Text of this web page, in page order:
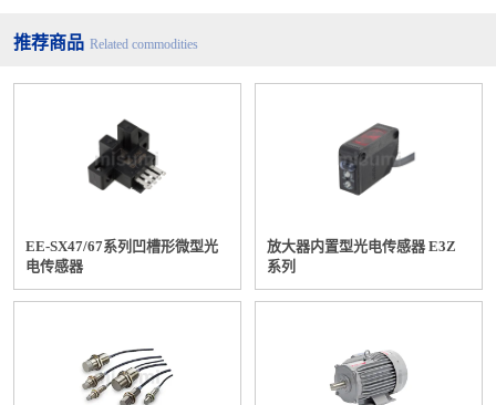
推荐商品 Related commodities
EE-SX47/67系列凹槽形微型光
电传感器
放大器内置型光电传感器 E3Z
系列